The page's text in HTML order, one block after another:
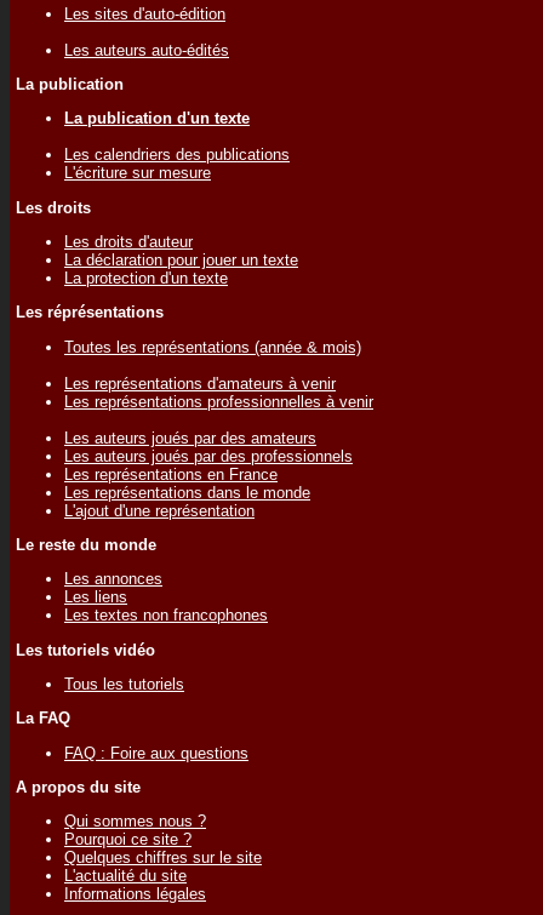
Les sites d'auto-édition
Les auteurs auto-édités
La publication
La publication d'un texte
Les calendriers des publications
L'écriture sur mesure
Les droits
Les droits d'auteur
La déclaration pour jouer un texte
La protection d'un texte
Les réprésentations
Toutes les représentations (année & mois)
Les représentations d'amateurs à venir
Les représentations professionnelles à venir
Les auteurs joués par des amateurs
Les auteurs joués par des professionnels
Les représentations en France
Les représentations dans le monde
L'ajout d'une représentation
Le reste du monde
Les annonces
Les liens
Les textes non francophones
Les tutoriels vidéo
Tous les tutoriels
La FAQ
FAQ : Foire aux questions
A propos du site
Qui sommes nous ?
Pourquoi ce site ?
Quelques chiffres sur le site
L'actualité du site
Informations légales